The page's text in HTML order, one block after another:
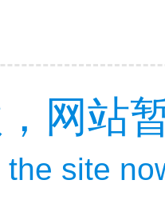
网站
the site